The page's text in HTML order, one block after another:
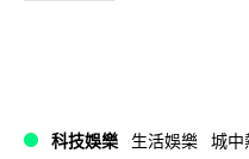
科技娛樂 生活娛樂 城中